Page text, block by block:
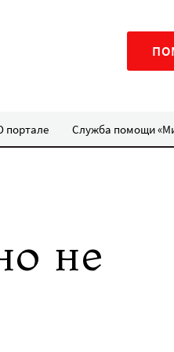
портале Служба помощи
не